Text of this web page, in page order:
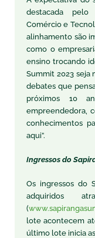
destacada pelo
Comércio e
alinhamento são
como o
ensino trocando
Summit 2023 seja
debates que
próximos 10
empreendedora,
conhecimentos
aqui”.
Ingressos do
Os ingressos do
adquiridos
(
lote acontecem
último lote inicia